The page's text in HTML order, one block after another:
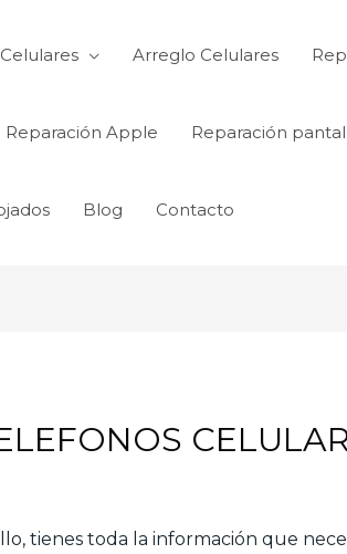
Arreglo Celulares
Reparación Apple Reparación
Blog Contacto
tienes toda la información que